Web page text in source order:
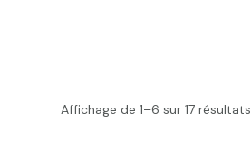
Affichage de 1–6 sur 17 résultats